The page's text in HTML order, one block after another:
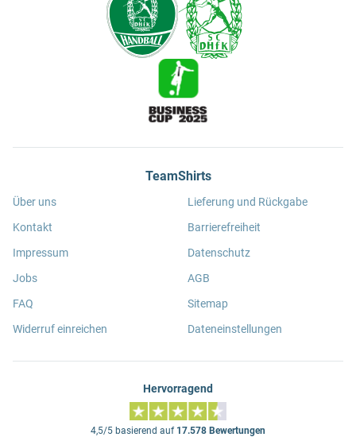
TeamShirts
Über uns
Kontakt
Impressum
Jobs
FAQ
Widerruf einreichen
Lieferung und Rückgabe
Barrierefreiheit
Datenschutz
AGB
Sitemap
Dateneinstellungen
Hervorragend
4,5/5 basierend auf 17.578 Bewertungen